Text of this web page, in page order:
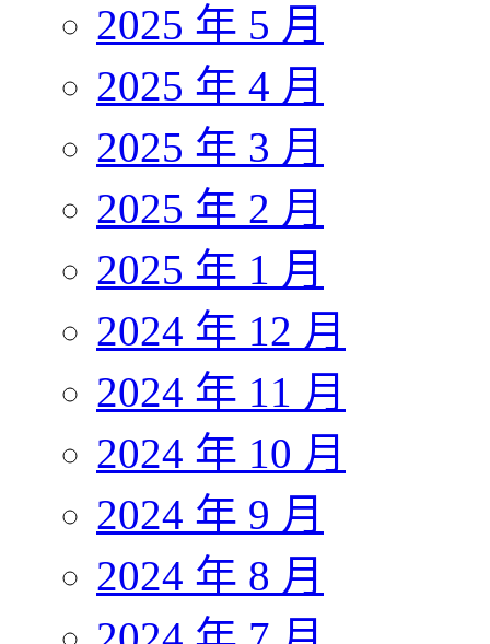
2025 年 5 月
2025 年 4 月
2025 年 3 月
2025 年 2 月
2025 年 1 月
2024 年 12 月
2024 年 11 月
2024 年 10 月
2024 年 9 月
2024 年 8 月